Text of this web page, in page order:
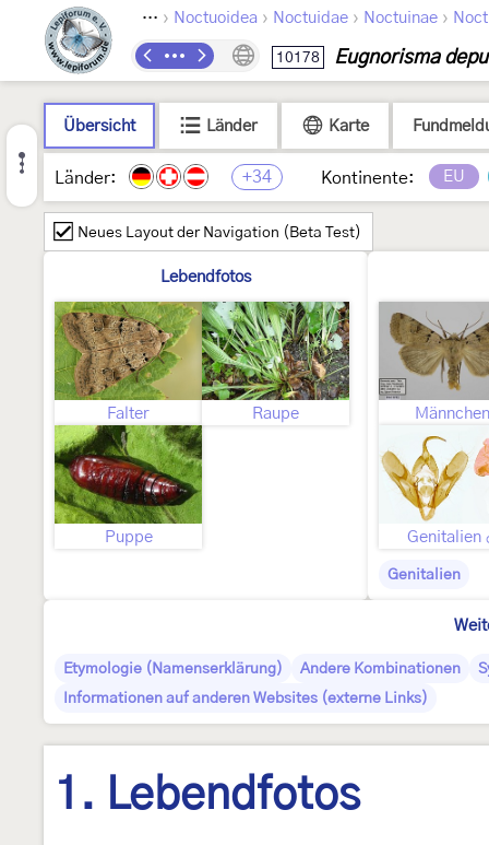
Lepidoptera › Noctuoidea › Noctuidae › Noctuinae ›
10178 Eugnorisma
Übersicht Länder Karte
Länder: +34 Kontinente: EU
Neues Layout der Navigation (Beta Test)
Lebendfotos
Falter Raupe
Puppe
Männchen
Genitalien
Genitalien
Etymologie (Namenserklärung) Andere Kombinationen
Informationen auf anderen Websites (externe Links)
1. Lebendfotos